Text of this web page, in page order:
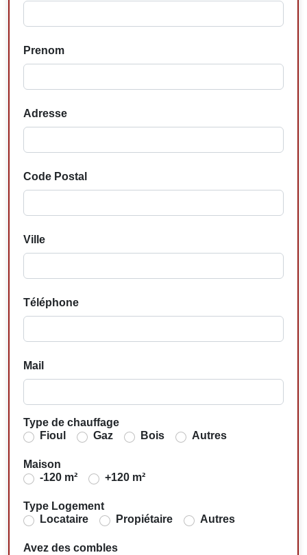
Prenom
Adresse
Code Postal
Ville
Téléphone
Mail
Type de chauffage
Fioul
Gaz Bois Autres
Maison
-120 m²
+120 m²
Type Logement
Locataire
Propiétaire Autres
Avez des combles